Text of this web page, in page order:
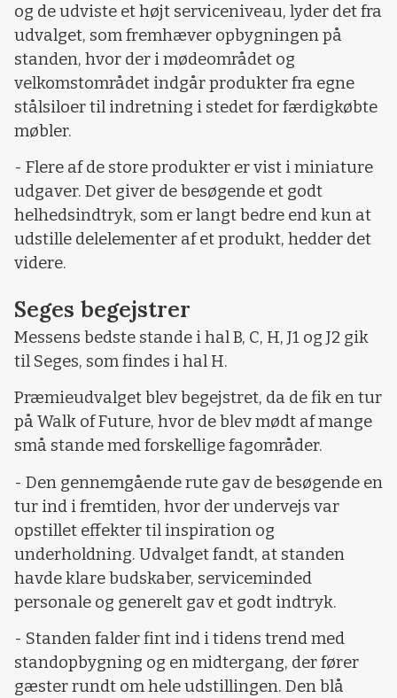
og de udviste et højt serviceniveau, lyder det fra
udvalget, som fremhæver opbygningen på
standen, hvor der i mødeområdet og
velkomstområdet indgår produkter fra egne
stålsiloer til indretning i stedet for færdigkøbte
møbler.
- Flere af de store produkter er vist i miniature
udgaver. Det giver de besøgende et godt
helhedsindtryk, som er langt bedre end kun at
udstille delelementer af et produkt, hedder det
videre.
Seges begejstrer
Messens bedste stande i hal B, C, H, J1 og J2 gik
til Seges, som findes i hal H.
Præmieudvalget blev begejstret, da de fik en tur
på Walk of Future, hvor de blev mødt af mange
små stande med forskellige fagområder.
- Den gennemgående rute gav de besøgende en
tur ind i fremtiden, hvor der undervejs var
opstillet effekter til inspiration og
underholdning. Udvalget fandt, at standen
havde klare budskaber, serviceminded
personale og generelt gav et godt indtryk.
- Standen falder fint ind i tidens trend med
standopbygning og en midtergang, der fører
gæster rundt om hele udstillingen. Den blå